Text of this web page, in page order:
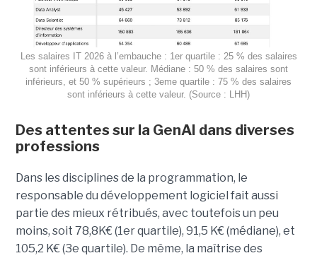
Les salaires IT 2026 à l’embauche : 1er quartile : 25 % des salaires
sont inférieurs à cette valeur. Médiane : 50 % des salaires sont
inférieurs, et 50 % supérieurs ; 3eme quartile : 75 % des salaires
sont inférieurs à cette valeur. (Source : LHH)
Des attentes sur la GenAI dans diverses
professions
Dans les disciplines de la programmation, le
responsable du développement logiciel fait aussi
partie des mieux rétribués, avec toutefois un peu
moins, soit 78,8K€ (1er quartile), 91,5 K€ (médiane), et
105,2 K€ (3e quartile). De même, la maîtrise des